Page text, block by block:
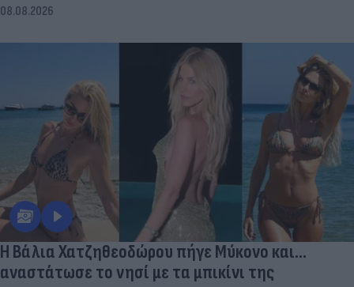
08.08.2026
Η Βάλια Χατζηθεοδώρου πήγε Μύκονο και...
αναστάτωσε το νησί με τα μπικίνι της